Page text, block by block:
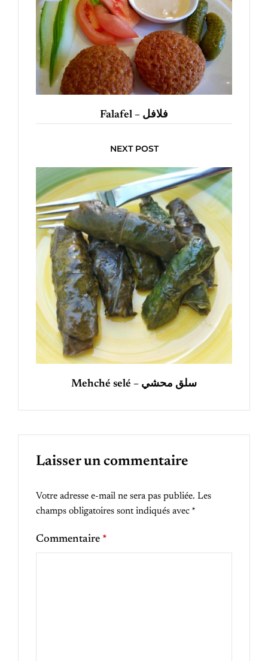
Falafel – فلافل
NEXT POST
Mehché selé – سلق محشي
Laisser un commentaire
Votre adresse e-mail ne sera pas publiée. Les
champs obligatoires sont indiqués avec *
Commentaire *